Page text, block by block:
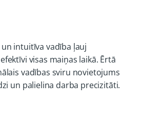
intuitīva vadība ļauj
visas maiņas laikā. Ērtā
vadības sviru novietojums
un palielina darba precizitāti.